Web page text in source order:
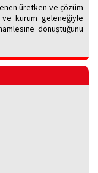
üretken ve çözüm
ve kurum geleneğiyle
dönüştüğünü